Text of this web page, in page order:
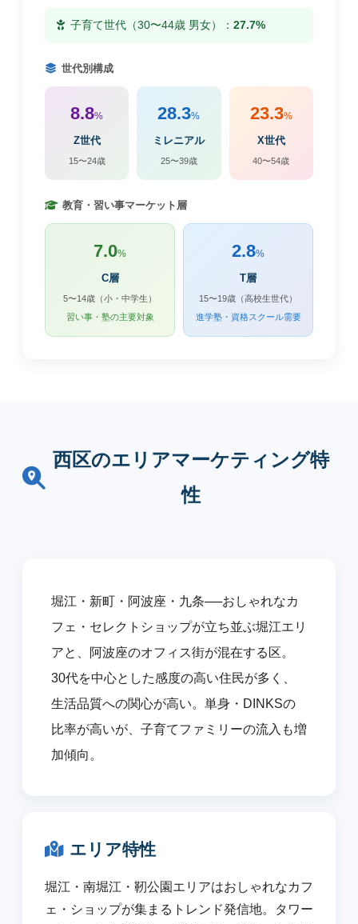
子育て世代（30〜44歳 男女）： 27.7%
世代別構成
8.8%
Z世代
15〜24歳
28.3%
ミレニアル
25〜39歳
23.3%
X世代
40〜54歳
教育・習い事マーケット層
7.0%
C層
5〜14歳（小・中学生）
習い事・塾の主要対象
2.8%
T層
15〜19歳（高校生世代）
進学塾・資格スクール需要
西区のエリアマーケティング特
性
堀江・新町・阿波座・九条──おしゃれなカ
フェ・セレクトショップが立ち並ぶ堀江エリ
アと、阿波座のオフィス街が混在する区。
30代を中心とした感度の高い住民が多く、
生活品質への関心が高い。単身・DINKSの
比率が高いが、子育てファミリーの流入も増
加傾向。
エリア特性
堀江・南堀江・靭公園エリアはおしゃれなカフ
ェ・ショップが集まるトレンド発信地。タワー